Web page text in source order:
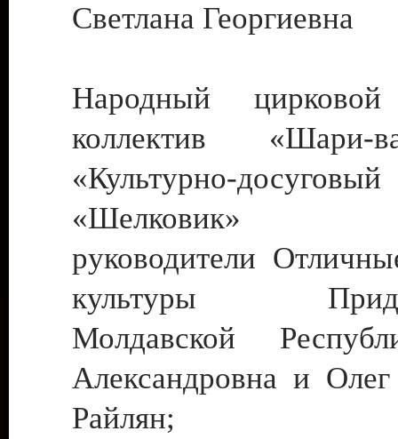
Светлана Георгиевна
Народный цирковой
коллектив
«Культурно-
«Шелковик»
руководители
культуры
Молдавской
Александровна и
Райлян;